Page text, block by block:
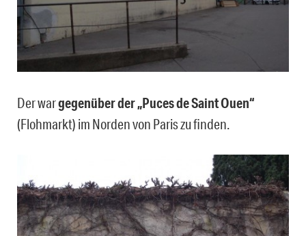
Der wargegenüber der „Puces de Saint Ouen“
(Flohmarkt) im Norden von Paris zu finden.